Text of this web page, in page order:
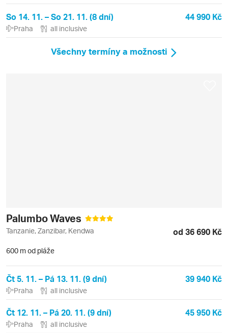
So 14. 11. – So 21. 11. (8 dní) 44 990 Kč
Praha all inclusive
Všechny termíny a možnosti
Palumbo Waves
Tanzanie, Zanzibar, Kendwa od 36 690 Kč
600 m od pláže
Čt 5. 11. – Pá 13. 11. (9 dní) 39 940 Kč
Praha all inclusive
Čt 12. 11. – Pá 20. 11. (9 dní) 45 950 Kč
Praha all inclusive